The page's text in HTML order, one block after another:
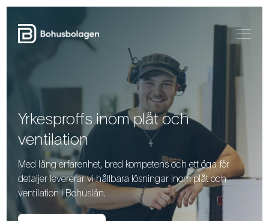
Yrkesproffs inom plåt och
ventilation
Med lång erfarenhet, bred kompetens och ett öga för
detaljer levererar vi hållbara lösningar inom plåt och
ventilation i Bohuslän.